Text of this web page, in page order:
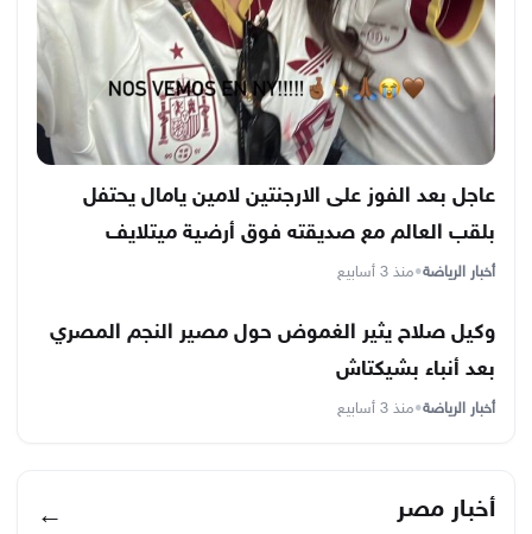
عاجل بعد الفوز على الارجنتين لامين يامال يحتفل
بلقب العالم مع صديقته فوق أرضية ميتلايف
أخبار الرياضة•منذ 3 أسابيع
وكيل صلاح يثير الغموض حول مصير النجم المصري
بعد أنباء بشيكتاش
أخبار الرياضة•منذ 3 أسابيع
أخبار مصر ←